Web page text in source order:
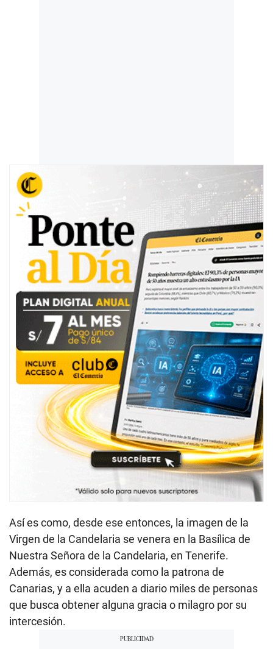
Así es como, desde ese entonces, la imagen de la
Virgen de la Candelaria se venera en la Basílica de
Nuestra Señora de la Candelaria, en Tenerife.
Además, es considerada como la patrona de
Canarias, y a ella acuden a diario miles de personas
que busca obtener alguna gracia o milagro por su
intercesión.